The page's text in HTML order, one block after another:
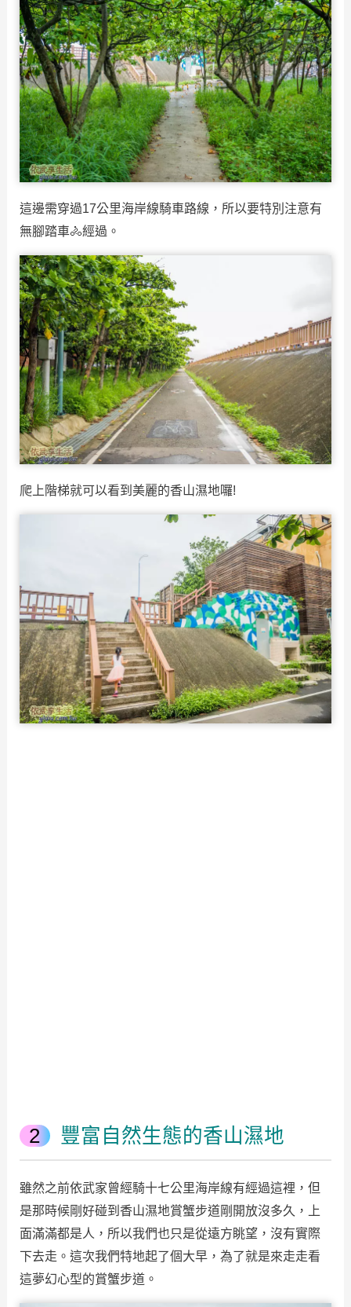
這邊需穿過17公里海岸線騎車路線，所以要特別注意有
無腳踏車🚴經過。
爬上階梯就可以看到美麗的香山濕地囉!
豐富自然生態的香山濕地
雖然之前依武家曾經騎十七公里海岸線有經過這裡，但
是那時候剛好碰到香山濕地賞蟹步道剛開放沒多久，上
面滿滿都是人，所以我們也只是從遠方眺望，沒有實際
下去走。這次我們特地起了個大早，為了就是來走走看
這夢幻心型的賞蟹步道。